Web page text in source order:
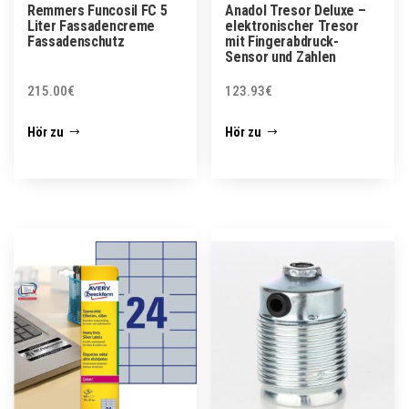
Remmers Funcosil FC 5
Liter Fassadencreme
Fassadenschutz
215.00€
Hör zu
Anadol Tresor Deluxe –
elektronischer Tresor
mit Fingerabdruck-
Sensor und Zahlen
123.93€
Hör zu